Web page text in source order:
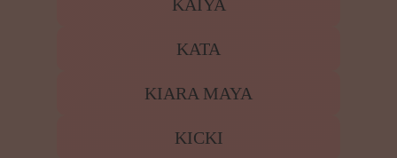
KAIYA
KATA
KIARA MAYA
KICKI